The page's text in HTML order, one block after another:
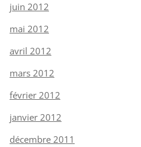
juin 2012
mai 2012
avril 2012
mars 2012
février 2012
janvier 2012
décembre 2011